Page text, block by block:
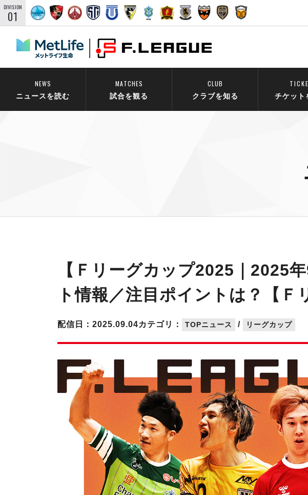
DIVISION
01
NEWS
ニュースを読む
MATCHES
試合を観る
CLUB
クラブを知る チケット
【Ｆリーグカップ2025｜2025
ト情報／注目ポイントは？【Ｆ
カテゴリ： TOPニュース / リーグカップ
配信日：2025.09.04